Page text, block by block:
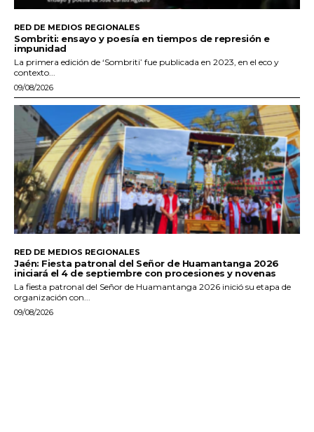
RED DE MEDIOS REGIONALES
Sombriti: ensayo y poesía en tiempos de represión e
impunidad
La primera edición de ‘Sombriti’ fue publicada en 2023, en el eco y
contexto...
09/08/2026
RED DE MEDIOS REGIONALES
Jaén: Fiesta patronal del Señor de Huamantanga 2026
iniciará el 4 de septiembre con procesiones y novenas
La fiesta patronal del Señor de Huamantanga 2026 inició su etapa de
organización con...
09/08/2026